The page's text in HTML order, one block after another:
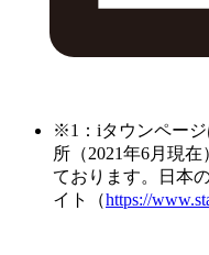
※1：iタウンページ
所（2021年6月現
ております。日本
イト（https://